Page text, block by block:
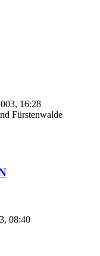
16:28
Fürstenwalde
08:40